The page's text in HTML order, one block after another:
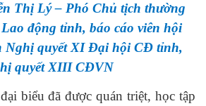
Thị Lý – Phó Chủ tịch thường
động tỉnh, báo cáo viên hội
Nghị quyết XI Đại hội CĐ tỉnh,
quyết XIII CĐVN
biểu đã đượcquán triệt, học tập